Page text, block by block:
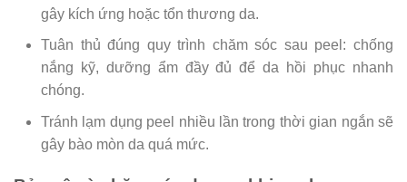
gây kích ứng hoặc tổn thương da.
Tuân thủ đúng quy trình chăm sóc sau peel: chống
nắng kỹ, dưỡng ẩm đầy đủ để da hồi phục nhanh
chóng.
Tránh lạm dụng peel nhiều lần trong thời gian ngắn sẽ
gây bào mòn da quá mức.